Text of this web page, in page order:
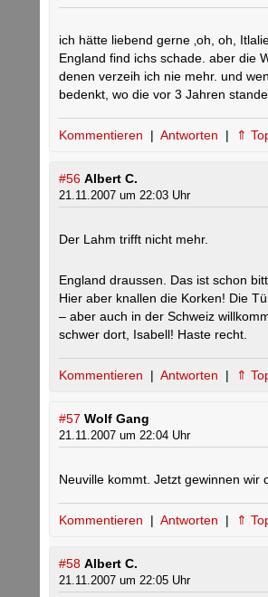
ich hätte liebend gerne ‚oh, oh,
England find ichs schade. aber die
denen verzeih ich nie mehr. und
bedenkt, wo die vor 3 Jahren
Kommentieren | Antworten | ⇑
#56 Albert C.
21.11.2007 um 22:03 Uhr
Der Lahm trifft nicht mehr.
England draussen. Das ist schon
Hier aber knallen die Korken! Die
– aber auch in der Schweiz
schwer dort, Isabell! Haste recht.
Kommentieren | Antworten | ⇑
#57 Wolf Gang
21.11.2007 um 22:04 Uhr
Neuville kommt. Jetzt gewinnen wir
Kommentieren | Antworten | ⇑
#58 Albert C.
21.11.2007 um 22:05 Uhr